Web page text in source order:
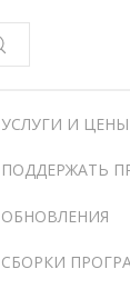
УСЛУГИ И ЦЕНЫ
ПОДДЕРЖАТЬ
ОБНОВЛЕНИЯ
СБОРКИ